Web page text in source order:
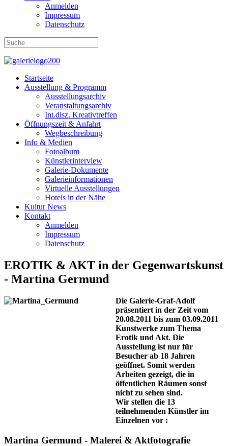
Anmelden
Impressum
Datenschutz
Startseite
Ausstellung & Programm
Ausstellungsarchiv
Veranstaltungsarchiv
Int.disz. Kreativtreffen
Öffnungszeit & Anfahrt
Wegbeschreibung
Info & Medien
Fotoalbum
Künstlerinterview
Galerie-Dokumente
Galerieinformationen
Virtuelle Ausstellungen
Hotels in der Nähe
Kultur News
Kontakt
Anmelden
Impressum
Datenschutz
EROTIK & AKT in der Gegenwartskunst
- Martina Germund
Die Galerie-Graf-Adolf
präsentiert in der Zeit vom
20.08.2011 bis zum 03.09.2011
Kunstwerke zum Thema
Erotik und Akt. Die
Ausstellung ist nur für
Besucher ab 18 Jahren
geöffnet. Somit werden
Arbeiten gezeigt, die in
öffentlichen Räumen sonst
nicht zu sehen sind.
Wir stellen die 13
teilnehmenden Künstler im
Einzelnen vor :
Martina Germund - Malerei & Aktfotografie